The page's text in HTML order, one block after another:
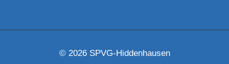
© 2026 SPVG-Hiddenhausen